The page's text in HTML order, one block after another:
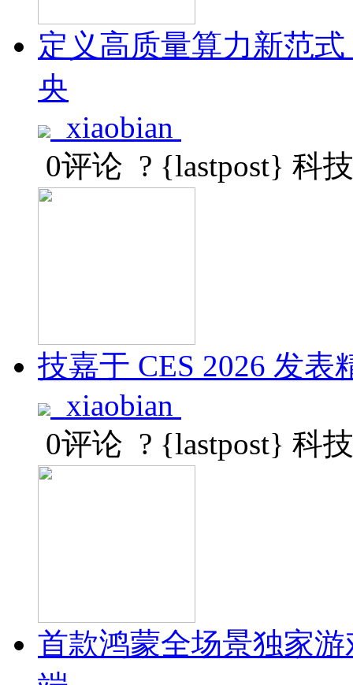
定义高质量算力新范
央
xiaobian
0评论 ? {lastpost} 科技
技嘉于 CES 2026 发表
xiaobian
0评论 ? {lastpost} 科技
首款鸿蒙全场景独家